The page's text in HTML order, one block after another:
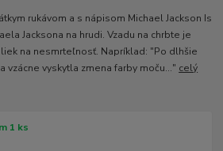
rukávom a s nápisom Michael Jackson Is
Jacksona na hrudi. Vzadu na chrbte je
na nesmrteľnosť. Napríklad: "Po dlhšie
vzácne vyskytla zmena farby moču..." celý
1 ks